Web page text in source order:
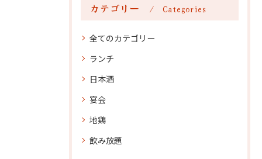
カテゴリー Categories
全てのカテゴリー
ランチ
日本酒
宴会
地鶏
飲み放題